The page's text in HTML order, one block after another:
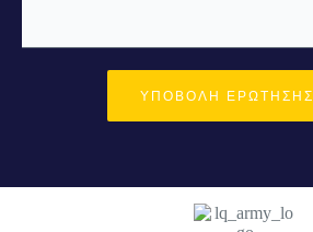
ΥΠΟΒΟΛΉ ΕΡΏΤΗΣΗΣ